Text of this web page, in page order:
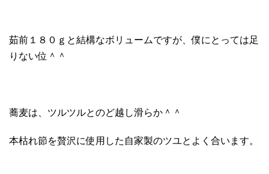
茹前１８０ｇと結構なボリュームですが、僕にとっては足
りない位＾＾
蕎麦は、ツルツルとのど越し滑らか＾＾
本枯れ節を贅沢に使用した自家製のツユとよく合います。